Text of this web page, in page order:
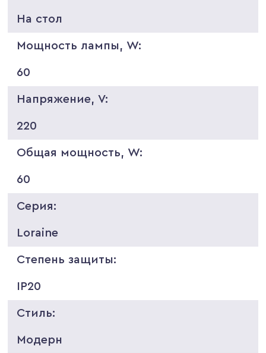
На стол
Мощность лампы, W:
60
Напряжение, V:
220
Общая мощность, W:
60
Серия:
Loraine
Степень защиты:
IP20
Стиль:
Модерн